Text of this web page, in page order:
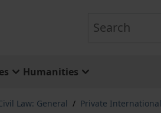
Humanities
Law: General / Private